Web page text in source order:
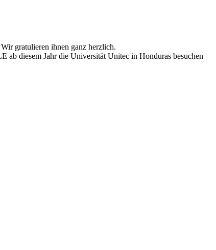
gratulieren ihnen ganz herzlich.
diesem Jahr die Universität Unitec in Honduras besuchen